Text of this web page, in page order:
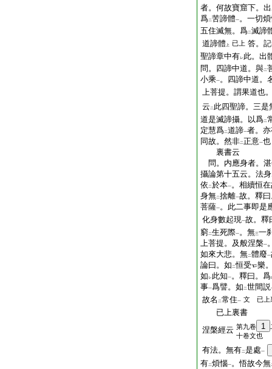
者。何故寶窟下。出
爲二苦諦體一。一切
五住滅無。爲二滅諦
道諦體
上 已上 答。
聖諦章中有レ此。出
問。四諦中道。與二
小乘一。四諦中道。
上菩提。謂果道也
云 二 此四聖諦。三是
道是滅諦攝。以爲二
定慧爲二道諦一者。
同故。然非二正意一也
裏書云
問。内應身者。
攝論第十五云。法
依 二於本一。相續恒
身無二捨離一故。釋
菩薩一。此二事即是
化身數起現一故。釋
窮二生死際一。無三一
上菩提。及般涅槃一
如來大悲。無二體廢一
論曰。如 二恒受
樂
如 レ此知一。釋曰。爲
事一爲譬。如 二世間説
故名 二常住一 文 已上
已上裏書
涅槃經云 第九卷 1
十卷文也
有法。無有二是處一
有二煩惱一。悟故今無